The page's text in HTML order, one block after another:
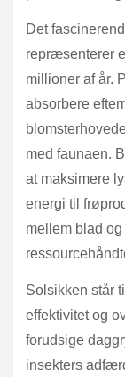
Det
repræsenterer
millioner af år.
absorbere
med faunaen.
at maksimere
energi til
mellem blad
Solsikken står
effektivitet og
forudsige
insekters